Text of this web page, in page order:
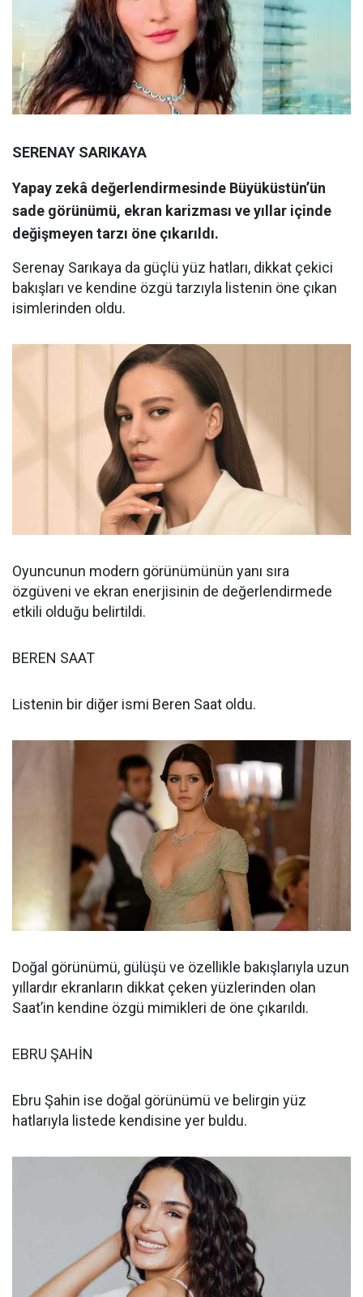
SERENAY SARIKAYA
Yapay zekâ değerlendirmesinde Büyüküstün’ün
sade görünümü, ekran karizması ve yıllar içinde
değişmeyen tarzı öne çıkarıldı.
Serenay Sarıkaya da güçlü yüz hatları, dikkat çekici
bakışları ve kendine özgü tarzıyla listenin öne çıkan
isimlerinden oldu.
Oyuncunun modern görünümünün yanı sıra
özgüveni ve ekran enerjisinin de değerlendirmede
etkili olduğu belirtildi.
BEREN SAAT
Listenin bir diğer ismi Beren Saat oldu.
Doğal görünümü, gülüşü ve özellikle bakışlarıyla uzun
yıllardır ekranların dikkat çeken yüzlerinden olan
Saat’in kendine özgü mimikleri de öne çıkarıldı.
EBRU ŞAHİN
Ebru Şahin ise doğal görünümü ve belirgin yüz
hatlarıyla listede kendisine yer buldu.